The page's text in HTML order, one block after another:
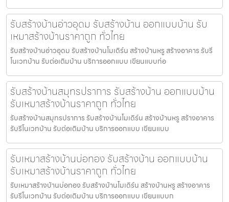
รับสร้างบ้านอ่าวอุดม รับสร้างบ้าน ออกแบบบ้าน รับ
เหมาสร้างบ้านราคาถูก ทั่วไทย
รับสร้างบ้านอ่าวอุดม รับสร้างบ้านโมเดิร์น สร้างบ้านหรู สร้างอาคาร รับรี
โนเวทบ้าน รับต่อเติมบ้าน บริการออกแบบ เขียนแบบก่อ
รับสร้างบ้านสมุทรปราการ รับสร้างบ้าน ออกแบบบ้าน
รับเหมาสร้างบ้านราคาถูก ทั่วไทย
รับสร้างบ้านสมุทรปราการ รับสร้างบ้านโมเดิร์น สร้างบ้านหรู สร้างอาคาร
รับรีโนเวทบ้าน รับต่อเติมบ้าน บริการออกแบบ เขียนแบบ
รับเหมาสร้างบ้านบ่อทอง รับสร้างบ้าน ออกแบบบ้าน
รับเหมาสร้างบ้านราคาถูก ทั่วไทย
รับเหมาสร้างบ้านบ่อทอง รับสร้างบ้านโมเดิร์น สร้างบ้านหรู สร้างอาคาร
รับรีโนเวทบ้าน รับต่อเติมบ้าน บริการออกแบบ เขียนแบบก